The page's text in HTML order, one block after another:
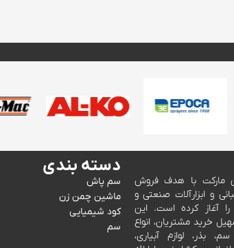
مارکت با هدف فروش
و ابزارآلات صنعتی و
آغاز کرده است. این
خرید مشتریان، انواع
بذر، لوازم آبیاری،
دسته بندی
سم پاش
ماشین چمن زن
کود شیمیایی
سم